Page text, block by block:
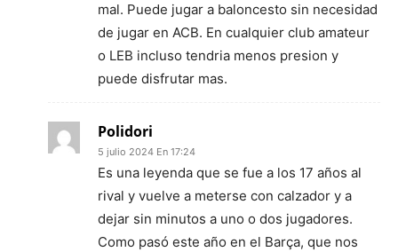
mal. Puede jugar a baloncesto sin necesidad
de jugar en ACB. En cualquier club amateur
o LEB incluso tendria menos presion y
puede disfrutar mas.
Polidori
5 julio 2024 En 17:24
Es una leyenda que se fue a los 17 años al
rival y vuelve a meterse con calzador y a
dejar sin minutos a uno o dos jugadores.
Como pasó este año en el Barça, que nos